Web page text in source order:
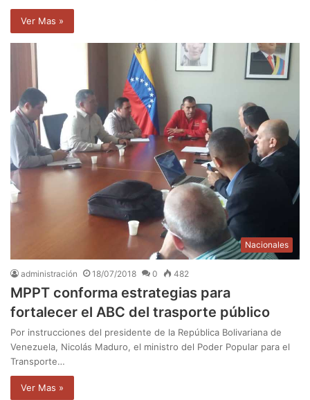
Ver Mas »
Nacionales
administración 18/07/2018 0 482
MPPT conforma estrategias para
fortalecer el ABC del trasporte público
Por instrucciones del presidente de la República Bolivariana de
Venezuela, Nicolás Maduro, el ministro del Poder Popular para el
Transporte…
Ver Mas »